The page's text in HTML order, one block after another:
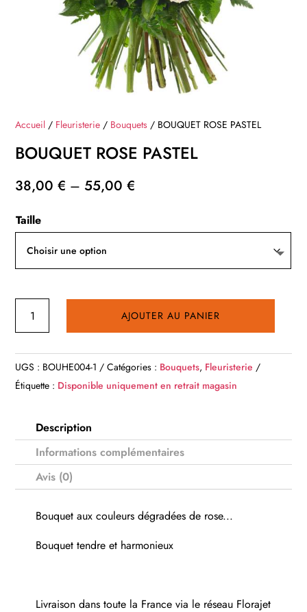
Accueil / Fleuristerie / Bouquets / BOUQUET ROSE PASTEL
BOUQUET ROSE PASTEL
38,00€ –55,00€
Taille
ROSE
PASTEL
AJOUTER AU PANIER
UGS : BOUHE004-1 Catégories : Bouquets, Fleuristerie
Étiquette : Disponible uniquement en retrait magasin
Description
Informations complémentaires
Avis (0)
Bouquet aux couleurs dégradées de rose...
Bouquet tendre et harmonieux
Livraison dans toute la France via le réseau Florajet